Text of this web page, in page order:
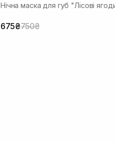
Нічна маска для губ "Лісові
675₴750₴